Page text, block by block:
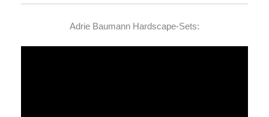
Adrie Baumann Hardscape-Sets: